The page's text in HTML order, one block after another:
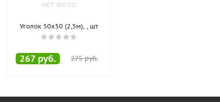
Уголок 50х50 (2,5м), , шт
267 руб. 275руб.